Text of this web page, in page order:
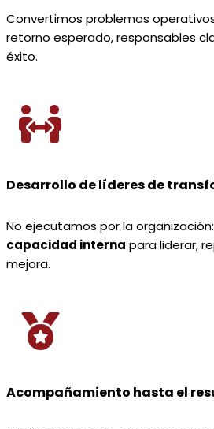
Convertimos problemas
retorno esperado, responsables
éxito.
Desarrollo de líderes de
No ejecutamos por la organización:
capacidad interna para liderar,
mejora.
Acompañamiento hasta el